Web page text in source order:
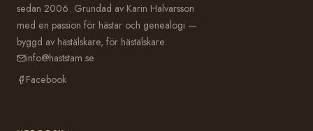
sedan 2006. Grundad av Karin Halvarsson
med en passion för hästar och genealogi —
byggd av hästälskare, för hästälskare.
info@haststam.se
Facebook